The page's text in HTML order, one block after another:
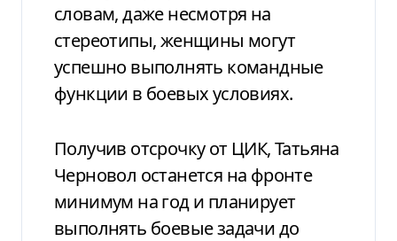
словам, даже несмотря на
стереотипы, женщины могут
успешно выполнять командные
функции в боевых условиях.
Получив отсрочку от ЦИК, Татьяна
Черновол останется на фронте
минимум на год и планирует
выполнять боевые задачи до